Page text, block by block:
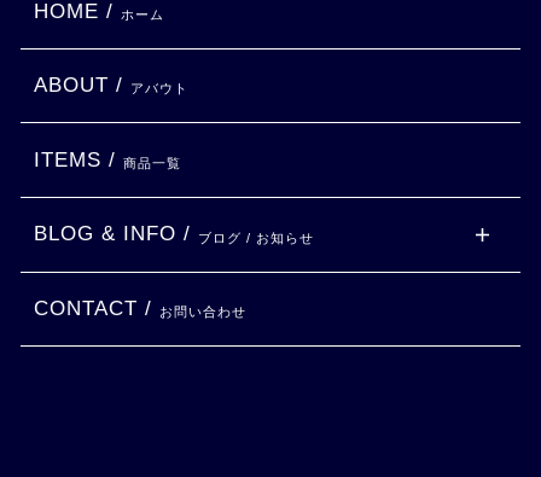
HOME / ホーム
ABOUT / アバウト
ITEMS / 商品一覧
BLOG & INFO / ブログ / お知らせ
CONTACT / お問い合わせ